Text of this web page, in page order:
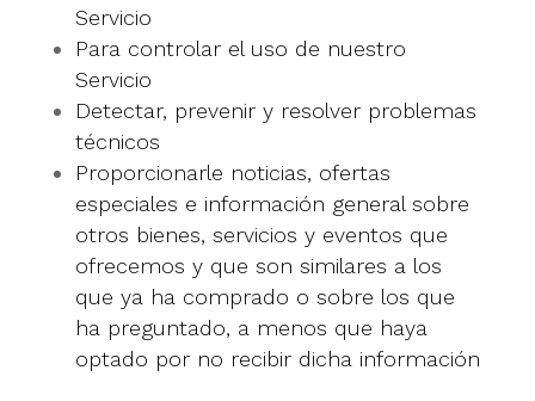
Servicio
Para controlar el uso de nuestro
Servicio
Detectar, prevenir y resolver problemas
técnicos
Proporcionarle noticias, ofertas
especiales e información general sobre
otros bienes, servicios y eventos que
ofrecemos y que son similares a los
que ya ha comprado o sobre los que
ha preguntado, a menos que haya
optado por no recibir dicha información